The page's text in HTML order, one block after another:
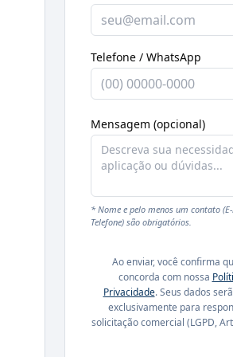
Telefone / WhatsApp
Mensagem (opcional)
* Nome e pelo menos um contato
Telefone) são obrigatórios.
Ao enviar, você confirma
concorda com nossa
Privacidade. Seus dados
exclusivamente para
solicitação comercial (LGPD,